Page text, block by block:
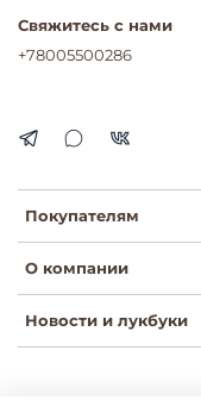
Покупателям
О компании
Новости и лукбуки
Свяжитесь с нами
+78005500286